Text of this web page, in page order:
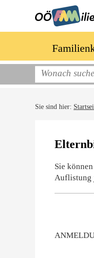
Sie sind hier:
Sie
Auflistung